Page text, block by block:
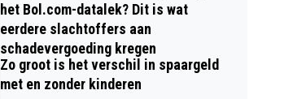
het Bol.com-datalek? Dit is wat
eerdere slachtoffers aan
schadevergoeding kregen
Zo groot is het verschil in spaargeld
met en zonder kinderen